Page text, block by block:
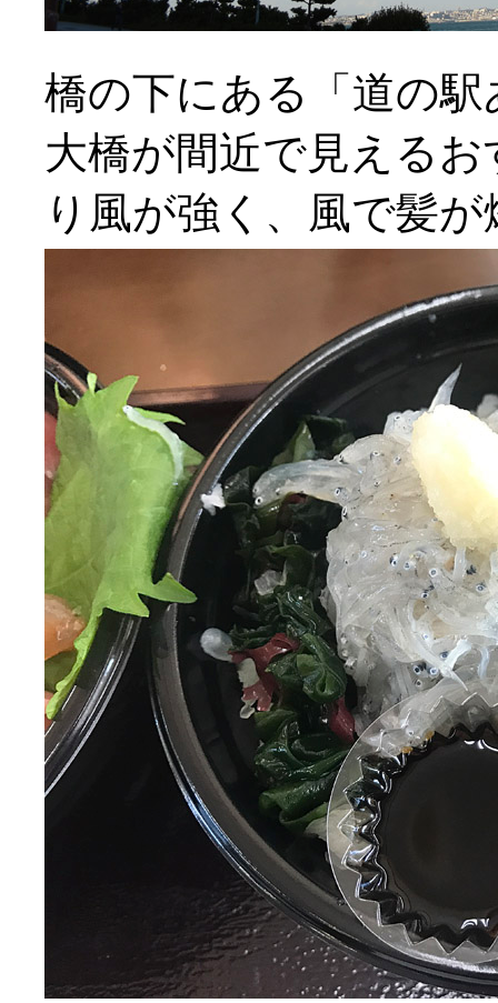
橋の下にある「道の
大橋が間近で見える
り風が強く、風で髪